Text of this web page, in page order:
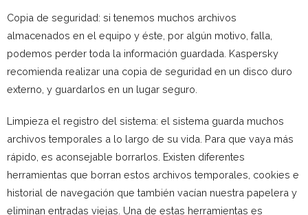
Copia de seguridad: si tenemos muchos archivos
almacenados en el equipo y éste, por algún motivo, falla,
podemos perder toda la información guardada. Kaspersky
recomienda realizar una copia de seguridad en un disco duro
externo, y guardarlos en un lugar seguro.
Limpieza el registro del sistema: el sistema guarda muchos
archivos temporales a lo largo de su vida. Para que vaya más
rápido, es aconsejable borrarlos. Existen diferentes
herramientas que borran estos archivos temporales, cookies e
historial de navegación que también vacían nuestra papelera y
eliminan entradas viejas. Una de estas herramientas es